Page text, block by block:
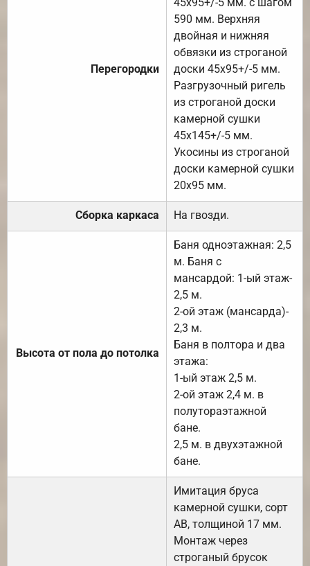
Перегородки
590 мм. Верхняя
двойная и нижняя
обвязки из строганой
доски 45х95+/-5 мм.
Разгрузочный ригель
из строганой доски
камерной сушки
45х145+/-5 мм.
Укосины из строганой
доски камерной сушки
20х95 мм.
Сборка каркаса На гвозди.
Высота от пола до потолка
Баня одноэтажная: 2,5
м. Баня с
мансардой: 1-ый этаж-
2,5 м.
2-ой этаж (мансарда)-
2,3 м.
Баня в полтора и два
этажа:
1-ый этаж 2,5 м.
2-ой этаж 2,4 м. в
полутораэтажной
бане.
2,5 м. в двухэтажной
бане.
Имитация бруса
камерной сушки, сорт
АВ, толщиной 17 мм.
Монтаж через
строганый брусок